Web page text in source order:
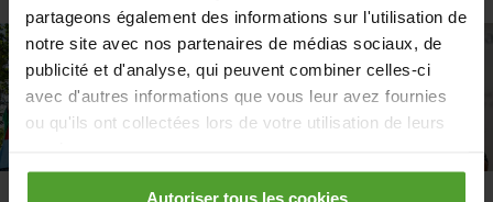
partageons également des informations sur l'utilisation de
notre site avec nos partenaires de médias sociaux, de
publicité et d'analyse, qui peuvent combiner celles-ci
avec d'autres informations que vous leur avez fournies
ou qu'ils ont collectées lors de votre utilisation de leurs
Autoriser tous les cookies